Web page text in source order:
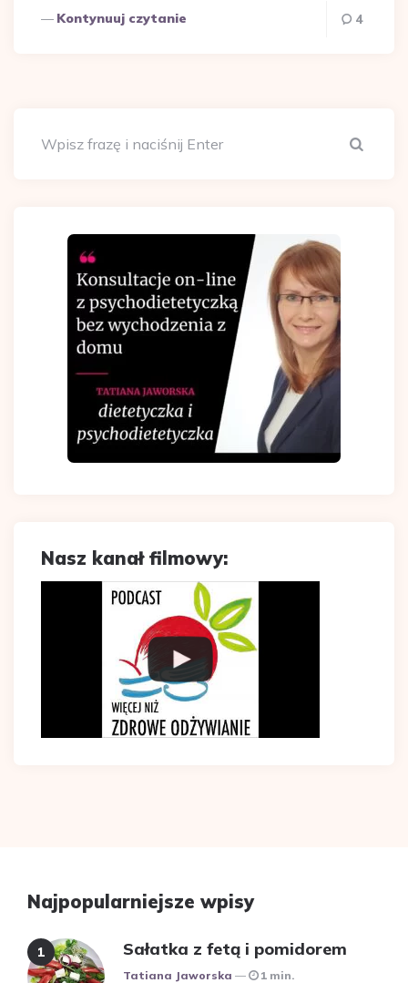
Kontynuuj czytanie 4
Nasz kanał filmowy:
Najpopularniejsze wpisy
Sałatka z fetą i pomidorem
Posted
Tatiana Jaworska 1 min.